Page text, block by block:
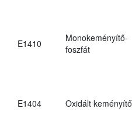
E1410
Monokeményítő-
foszfát
E1404 Oxidált keményítő